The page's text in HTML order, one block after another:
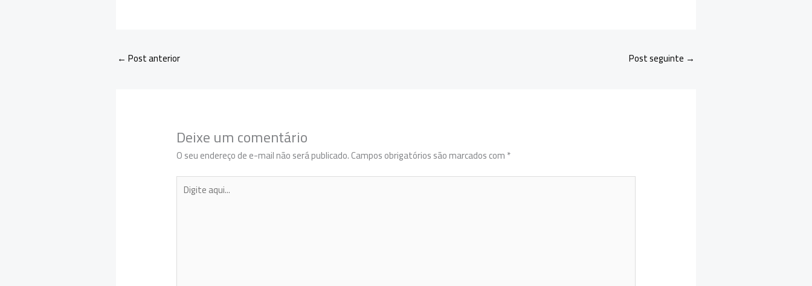
← Post anterior Post seguinte →
Deixe um comentário
O seu endereço de e-mail não será publicado.Campos obrigatórios são marcados com*
Digite
aqui...